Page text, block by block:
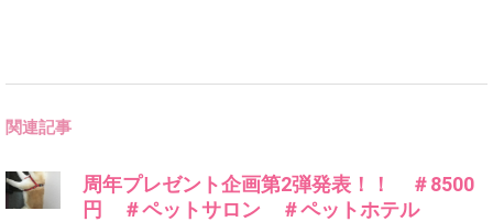
関連記事
周年プレゼント企画第2弾発表！！ ＃8500
円 ＃ペットサロン ＃ペットホテル